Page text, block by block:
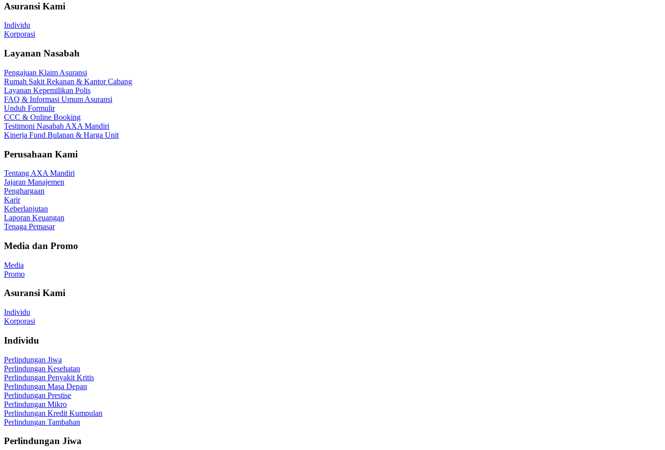
Asuransi Kami
Individu
Korporasi
Layanan Nasabah
Pengajuan Klaim Asuransi
Rumah Sakit Rekanan & Kantor Cabang
Layanan Kepemilikan Polis
FAQ & Informasi Umum Asuransi
Unduh Formulir
CCC & Online Booking
Testimoni Nasabah AXA Mandiri
Kinerja Fund Bulanan & Harga Unit
Perusahaan Kami
Tentang AXA Mandiri
Jajaran Manajemen
Penghargaan
Karir
Keberlanjutan
Laporan Keuangan
Tenaga Pemasar
Media dan Promo
Media
Promo
Asuransi Kami
Individu
Korporasi
Individu
Perlindungan Jiwa
Perlindungan Kesehatan
Perlindungan Penyakit Kritis
Perlindungan Masa Depan
Perlindungan Prestise
Perlindungan Mikro
Perlindungan Kredit Kumpulan
Perlindungan Tambahan
Perlindungan Jiwa